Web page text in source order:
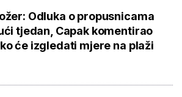
Odluka o propusnicama
tjedan, Capak komentirao
će izgledati mjere na plaži